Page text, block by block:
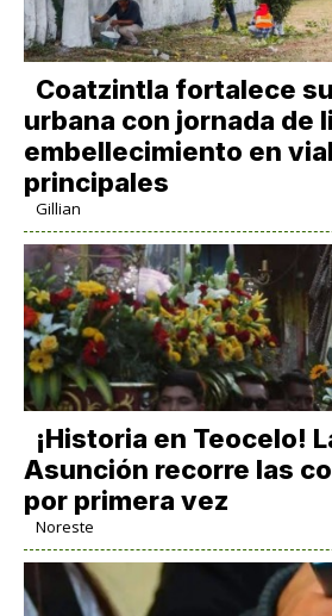
Coatzintla fortalece
urbana con jornada de
embellecimiento en
principales
Gillian
​¡Historia en Teocelo!
Asunción recorre las
por primera vez
Noreste